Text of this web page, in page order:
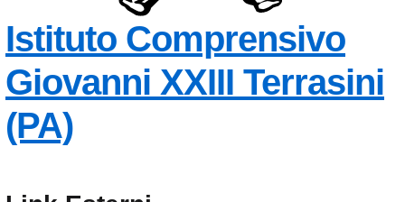
Istituto Comprensivo
Giovanni XXIII Terrasini
(PA)— Visita la pagina